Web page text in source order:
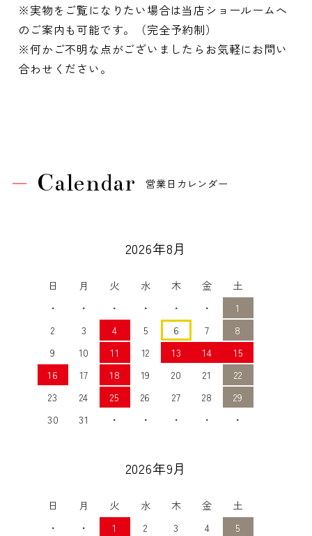
※実物をご覧になりたい場合は当店ショールームへ
のご案内も可能です。（完全予約制）
※何かご不明な点がございましたらお気軽にお問い
合わせください。
Calendar 営業日カレンダー
2026年8月
日 月 火 水 木 金
土
・
・ ・ ・ ・ ・
1
2
3 4 5 6 7
8
9
10 11 12 13 14
15
16
17 18 19 20 21
22
23
24 25 26 27 28
29
30
31 ・ ・ ・ ・ ・
2026年9月
日 月 火 水 木 金
土
・
・ 1 2 3 4
5